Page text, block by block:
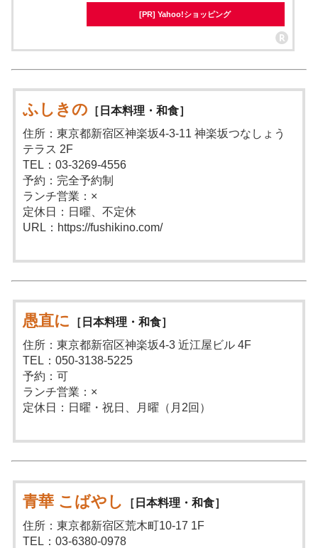
[PR] Yahoo!ショッピング
ふしきの ［日本料理・和食］
住所：東京都新宿区神楽坂4-3-11 神楽坂つなしょう
テラス 2F
TEL：03-3269-4556
予約：完全予約制
ランチ営業：×
定休日：日曜、不定休
URL：https://fushikino.com/
愚直に
［日本料理・和食］
住所：東京都新宿区神楽坂4-3 近江屋ビル 4F
TEL：050-3138-5225
予約：可
ランチ営業：×
定休日：日曜・祝日、月曜（月2回）
青華 こばやし
［日本料理・和食］
住所：東京都新宿区荒木町10-17 1F
TEL：03-6380-0978